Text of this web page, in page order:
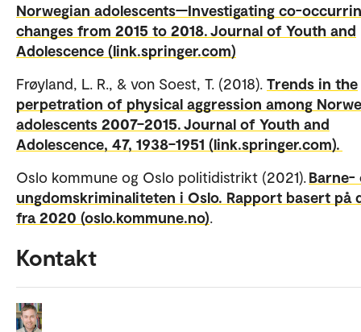
Norwegian adolescents—Investigating co-
changes from 2015 to 2018. Journal of Youth and
Adolescence (link.springer.com)
Frøyland, L. R., & von Soest, T. (2018). Trends in the
perpetration of physical aggression among
adolescents 2007–2015. Journal of Youth and
Adolescence, 47, 1938–1951 (link.springer.com).
Oslo kommune og Oslo politidistrikt (2021).Barne-
ungdomskriminaliteten i Oslo. Rapport basert på
fra 2020 (oslo.kommune.no).
Kontakt